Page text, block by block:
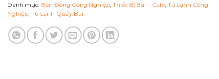
Danh mục: Bàn Đông Công Nghiệp Thiết Bị Bar - Cafe Tủ Lạnh Công
Nghiệp Tủ Lạnh Quầy Bar